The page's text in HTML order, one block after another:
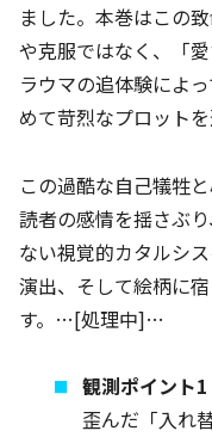
ました。本巻はこの
や克服ではなく、「
ラウマの追体験によ
めて苛烈なプロットを
この過酷な自己犠牲
読者の感情を揺さぶ
ない視覚的カタルシ
演出、そして絵柄に
す。…[処理中]…
観測ポイント1
歪んだ「入れ